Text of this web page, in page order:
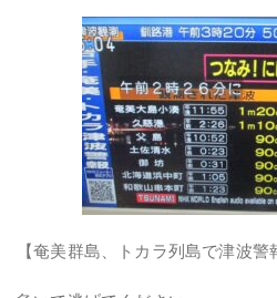
【奄美群島、トカラ列島で津波警